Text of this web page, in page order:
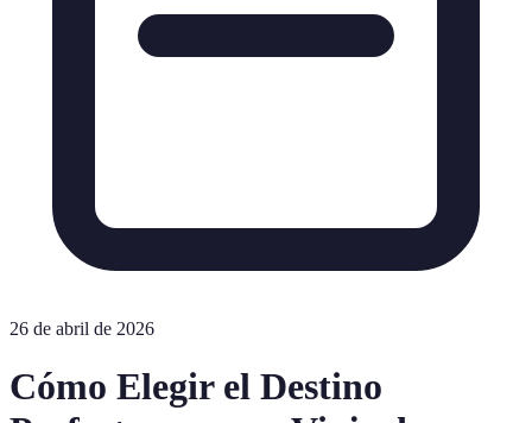
26 de abril de 2026
Cómo Elegir el Destino